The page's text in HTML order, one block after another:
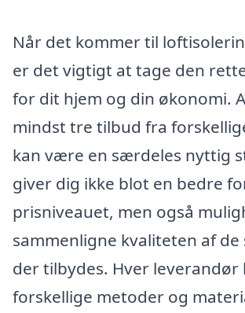
Når det kommer til
er det vigtigt at tage den
for dit hjem og din økonomi.
mindst tre tilbud fra
kan være en særdeles nyttig
giver dig ikke blot en bedre
prisniveauet, men også
sammenligne kvaliteten af de
der tilbydes. Hver leverandør
forskellige metoder og